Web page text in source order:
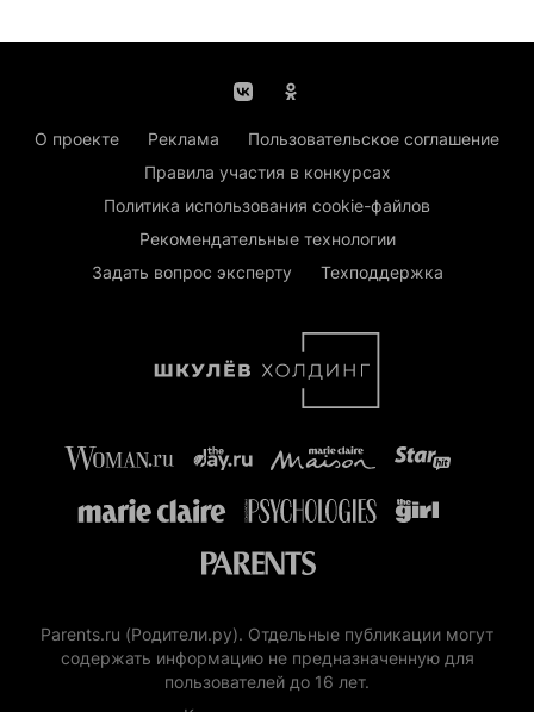
О проекте Реклама
Пользовательское соглашение
Правила участия в конкурсах
Политика использования cookie-файлов
Рекомендательные технологии
Задать вопрос эксперту
Техподдержка
Parents.ru (Родители.ру). Отдельные публикации могут
содержать информацию не предназначенную для
пользователей до 16 лет.